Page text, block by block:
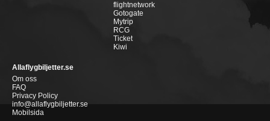
flightnetwork
Gotogate
Mytrip
RCG
Ticket
Kiwi
Allaflygbiljetter.se
Om oss
FAQ
Privacy Policy
info@allaflygbiljetter.se
Mobilsida